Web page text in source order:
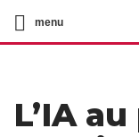
menu
L’IA